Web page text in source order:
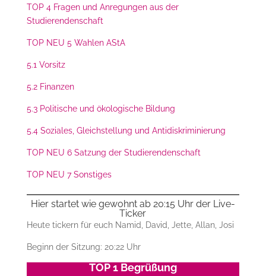
TOP 4 Fragen und Anregungen aus der
Studierendenschaft
TOP NEU 5 Wahlen AStA
5.1 Vorsitz
5.2 Finanzen
5.3 Politische und ökologische Bildung
5.4 Soziales, Gleichstellung und Antidiskriminierung
TOP NEU 6 Satzung der Studierendenschaft
TOP NEU 7 Sonstiges
Hier startet wie gewohnt ab 20:15 Uhr der Live-
Ticker
Heute tickern für euch Namid, David, Jette, Allan, Josi
Beginn der Sitzung: 20:22 Uhr
TOP 1 Begrüßung